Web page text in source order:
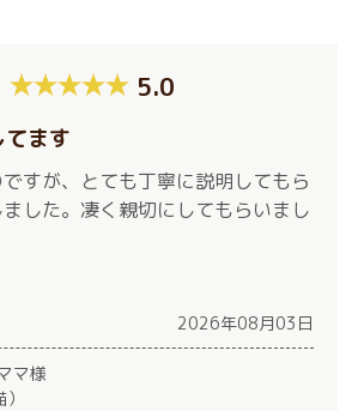
5.0
ます
すが、とても丁寧に説明してもら
した。凄く親切にしてもらいまし
2026年08月03日
マ様